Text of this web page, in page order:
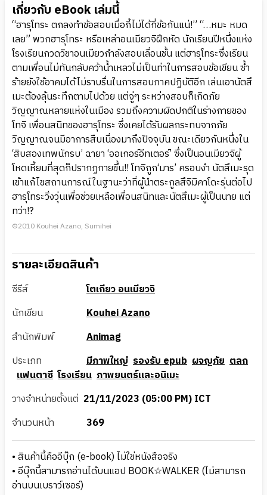
เกี่ยวกับ eBook เล่มนี้
“ฮารุโทระ ตกลงทำข้อสอบเมื่อกี้ไม่ได้กี่ข้อกันแน่!” “…หมะ หมด
เลย” พวกฮารุโทระ หรือเหล่าอนเมียวจิฝึกหัด นักเรียนปีหนึ่งแห่ง
โรงเรียนกวดวิชาอนเมียวกำลังสอบเลื่อนชั้น แต่ฮารุโทระซึ่งเรียน
ตามเพื่อนไม่ทันกลับคว้าน้ำเหลวไม่เป็นท่าในการสอบข้อเขียน ซ้ำ
ร้ายยังใช้อาคมได้ไม่ราบรื่นในการสอบภาคปฏิบัติอีก เล่นเอานัตสึ
เมะต้องลุ้นระทึกตามไปด้วย แต่จู่ๆ ระหว่างสอบก็เกิดภัย
วิญญาณหลายแห่งในเมือง รวมถึงความผิดปกติในร่างกายของ
โทจิ เพื่อนสนิทของฮารุโทระ ซึ่งเคยได้รับผลกระทบจากภัย
วิญญาณจนมีอาการสืบเนื่องมาถึงปัจจุบัน ขณะเดียวกันหนึ่งใน
‘สิบสองเทพนักรบ’ ฉายา ‘ออเกอร์อีทเตอร์’ ซึ่งเป็นอนเมียวจิผู้
โหดเหี้ยมที่สุดก็ปรากฏกายขึ้น!! โทจิถูก‘มาร’ ครอบงำ นัตสึเมะรุด
เข้าแก้ไขสถานการณ์ในฐานะว่าที่ผู้นำตระกูลสึจิมิคาโดะรุ่นต่อไป
ฮารุโทระวิ่งวุ่นเพื่อช่วยเหลือเพื่อนสนิทและนัตสึเมะผู้เป็นนาย แต่
ทว่า!?
©2010 Kouhei Azano, Sumihei
รายละเอียดสินค้า
ซีรีส์
โตเกียว อนเมียวจิ
นักเขียน
Kouhei Azano
สำนักพิมพ์
Animag
ประเภท
มีภาพใหญ่ รองรับ epub ผจญภัย ตลก
แฟนตาซี โรงเรียน ภาพยนตร์และอนิเมะ
วางจำหน่ายตั้งแต่ 21/11/2023 (05:00 PM) ICT
จำนวนหน้า
369
• สินค้านี้คืออีบุ๊ก (e-book) ไม่ใช่หนังสือจริง
• อีบุ๊กนี้สามารถอ่านได้บนแอป BOOK☆WALKER (ไม่สามารถ
อ่านบนเบราว์เซอร์)